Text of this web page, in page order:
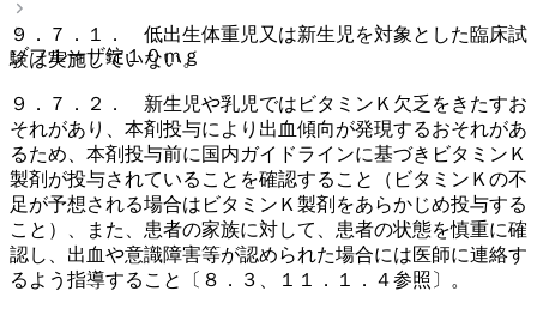
ゾフルーザ錠１０ｍｇ
９．７．１． 低出生体重児又は新生児を対象とした臨床試
験は実施していない。
９．７．２． 新生児や乳児ではビタミンＫ欠乏をきたすお
それがあり、本剤投与により出血傾向が発現するおそれがあ
るため、本剤投与前に国内ガイドラインに基づきビタミンＫ
製剤が投与されていることを確認すること（ビタミンＫの不
足が予想される場合はビタミンＫ製剤をあらかじめ投与する
こと）、また、患者の家族に対して、患者の状態を慎重に確
認し、出血や意識障害等が認められた場合には医師に連絡す
るよう指導すること〔８．３、１１．１．４参照〕。